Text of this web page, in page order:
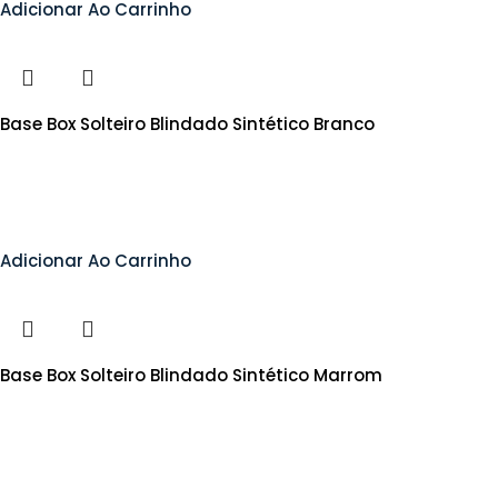
Adicionar Ao Carrinho
Base Box Solteiro Blindado Sintético Branco
Adicionar Ao Carrinho
Base Box Solteiro Blindado Sintético Marrom